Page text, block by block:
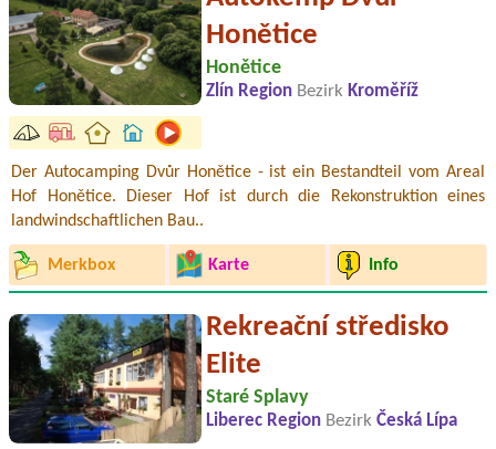
Honětice
Honětice
Zlín Region Bezirk Kroměříž
Der Autocamping Dvůr Honětice - ist ein Bestandteil vom Areal
Hof Honětice. Dieser Hof ist durch die Rekonstruktion eines
landwindschaftlichen Bau..
Merkbox Karte Info
Rekreační středisko
Elite
Staré Splavy
Liberec Region Bezirk Česká Lípa